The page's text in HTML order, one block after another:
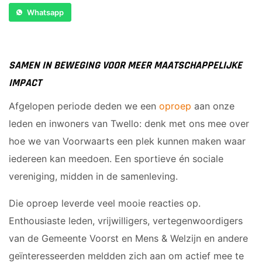
Whatsapp
SAMEN IN BEWEGING VOOR MEER MAATSCHAPPELIJKE
IMPACT
Afgelopen periode deden we een oproep aan onze
leden en inwoners van Twello: denk met ons mee over
hoe we van Voorwaarts een plek kunnen maken waar
iedereen kan meedoen. Een sportieve én sociale
vereniging, midden in de samenleving.
Die oproep leverde veel mooie reacties op.
Enthousiaste leden, vrijwilligers, vertegenwoordigers
van de Gemeente Voorst en Mens & Welzijn en andere
geïnteresseerden meldden zich aan om actief mee te